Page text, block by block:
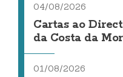
04/08/2026
Cartas ao
da Costa da
01/08/2026